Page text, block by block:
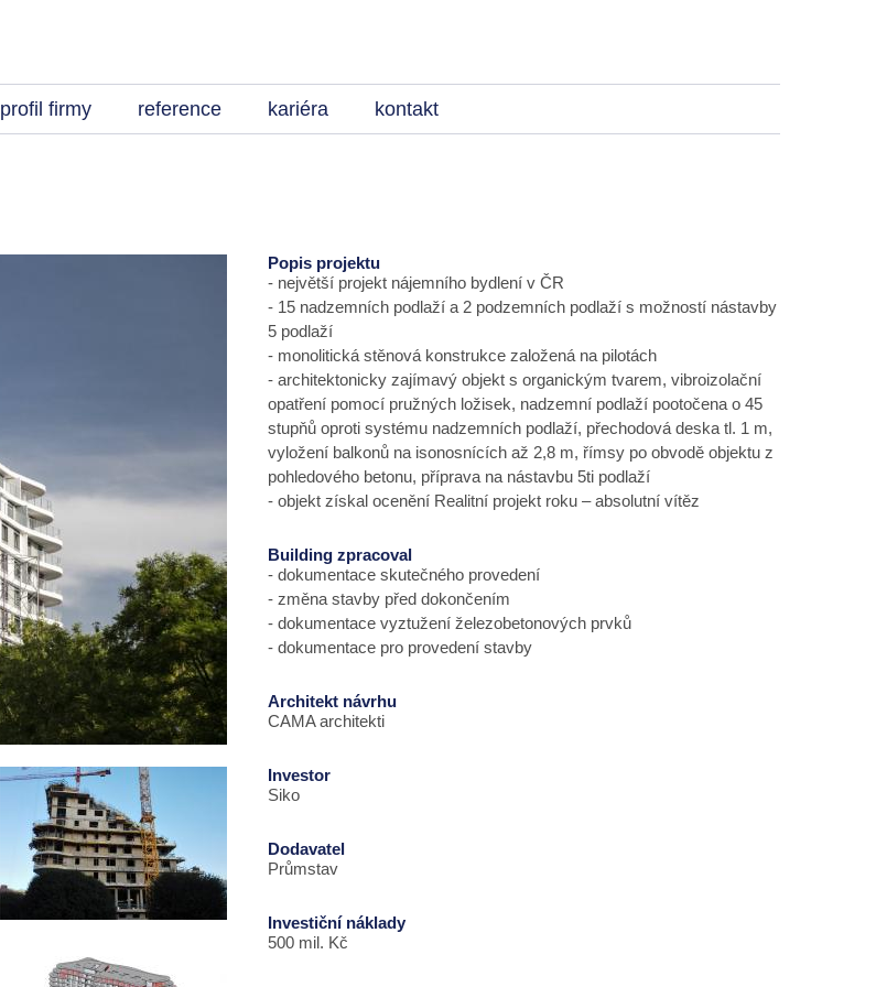
profil firmy reference kariéra kontakt
Popis projektu
- největší projekt nájemního bydlení v ČR
- 15 nadzemních podlaží a 2 podzemních podlaží s možností nástavby
5 podlaží
- monolitická stěnová konstrukce založená na pilotách
- architektonicky zajímavý objekt s organickým tvarem, vibroizolační
opatření pomocí pružných ložisek, nadzemní podlaží pootočena o 45
stupňů oproti systému nadzemních podlaží, přechodová deska tl. 1 m,
vyložení balkonů na isonosnících až 2,8 m, římsy po obvodě objektu z
pohledového betonu, příprava na nástavbu 5ti podlaží
- objekt získal ocenění Realitní projekt roku – absolutní vítěz
Building zpracoval
- dokumentace skutečného provedení
- změna stavby před dokončením
- dokumentace vyztužení železobetonových prvků
- dokumentace pro provedení stavby
Architekt návrhu
CAMA architekti
Investor
Siko
Dodavatel
Průmstav
Investiční náklady
500 mil. Kč